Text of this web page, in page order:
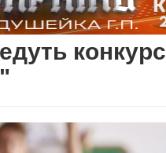
конкурс